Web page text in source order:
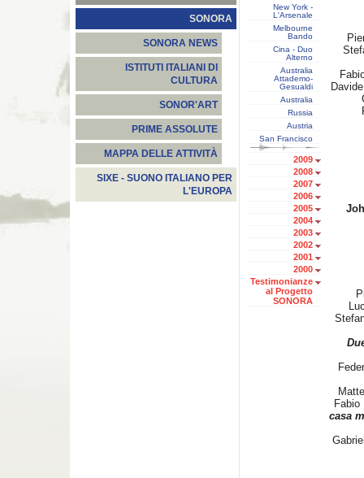
SONORA
SONORA NEWS
ISTITUTI ITALIANI DI
CULTURA
SONOR'ART
PRIME ASSOLUTE
MAPPA DELLE ATTIVITÀ
SIXE - SUONO ITALIANO PER
L'EUROPA
New York -
L'Arsenale
Melbourne
Bando
Cina - Duo
Alterno
Australia
Attademo-
Gesualdi
Australia
Russia
Austria
San Francisco
2009
2008
2007
2006
2005
2004
2003
2002
2001
2000
Testimonianze
al Progetto
SONORA
casa